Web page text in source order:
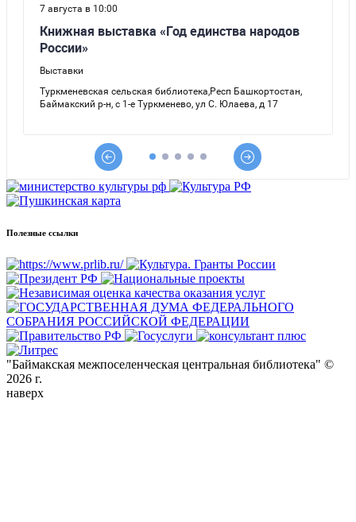
Полезные ссылки
"Баймакская межпоселенческая центральная библиотека" ©
2026 г.
наверх